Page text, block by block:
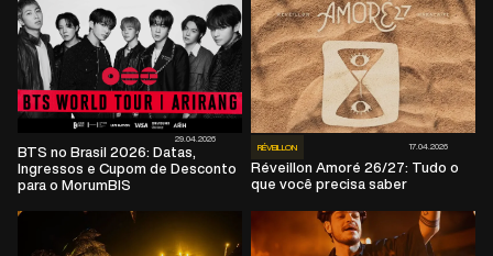
29.04.2026
BTS no Brasil 2026: Datas,
Ingressos e Cupom de Desconto
para o MorumBIS
RÉVEILLON 17.04.2026
Réveillon Amoré 26/27: Tudo o
que você precisa saber